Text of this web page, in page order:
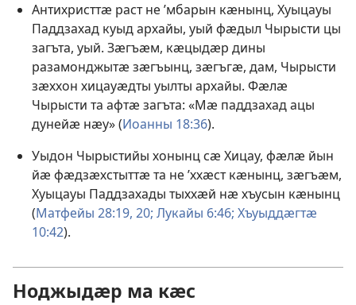
Антихристтӕ раст не ’мбарын кӕнынц, Хуыцауы
Паддзахад куыд архайы, уый фӕдыл Чырысти цы
загъта, уый. Зӕгъӕм, кӕцыдӕр дины
разамонджытӕ зӕгъынц, зӕгъгӕ, дам, Чырысти
зӕххон хицауӕдты уылты архайы. Фӕлӕ
Чырысти та афтӕ загъта: «Мӕ паддзахад ацы
дунейӕ нӕу» (Иоанны 18:36).
Уыдон Чырыстийы хонынц сӕ Хицау, фӕлӕ йын
йӕ фӕдзӕхстыттӕ та не ’ххӕст кӕнынц, зӕгъӕм,
Хуыцауы Паддзахады тыххӕй нӕ хъусын кӕнынц
(Матфейы 28:19, 20; Лукайы 6:46; Хъуыддӕгтӕ
10:42).
Ноджыдӕр ма кӕс